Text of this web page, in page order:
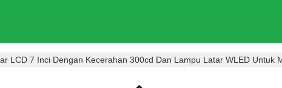
LCD 7 Inci Dengan Kecerahan 300cd Dan Lampu Latar WLED Untuk